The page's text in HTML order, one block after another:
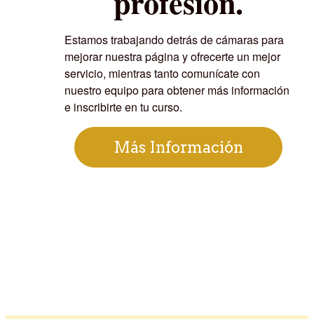
Estamos trabajando detrás de cámaras para
mejorar nuestra página y ofrecerte un mejor
servicio, mientras tanto comunícate con
nuestro equipo para obtener más información
e inscribirte en tu curso.
Más Información